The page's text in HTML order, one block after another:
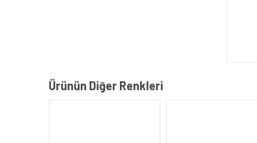
Ürünün Diğer Renkleri